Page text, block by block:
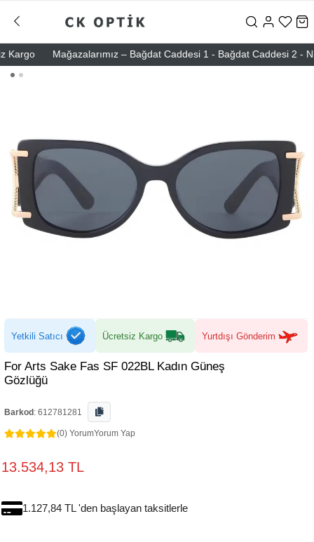
Mağazalarımız – Bağdat Caddesi 1 - Bağdat Caddesi 2 -
Yetkili Satıcı Ücretsiz Kargo Yurtdışı Gönderim
For Arts Sake Fas SF 022BL Kadın Güneş
Gözlüğü
Barkod : 612781281
(0) YorumYorum Yap
13.534,13 TL
1.127,84 TL 'den başlayan taksitlerle